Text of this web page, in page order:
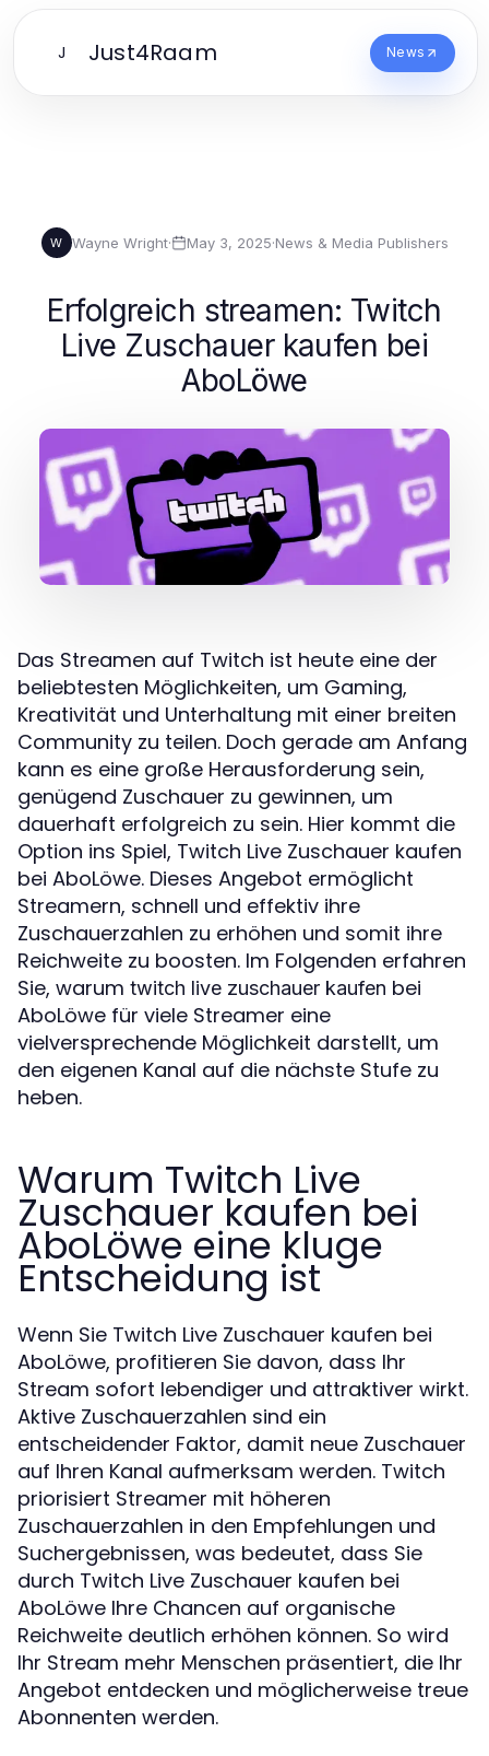
J Just4Raam News
W Wayne Wright· May 3, 2025·News & Media Publishers
Erfolgreich streamen: Twitch
Live Zuschauer kaufen bei
AboLöwe
Das Streamen auf Twitch ist heute eine der
beliebtesten Möglichkeiten, um Gaming,
Kreativität und Unterhaltung mit einer breiten
Community zu teilen. Doch gerade am Anfang
kann es eine große Herausforderung sein,
genügend Zuschauer zu gewinnen, um
dauerhaft erfolgreich zu sein. Hier kommt die
Option ins Spiel, Twitch Live Zuschauer kaufen
bei AboLöwe. Dieses Angebot ermöglicht
Streamern, schnell und effektiv ihre
Zuschauerzahlen zu erhöhen und somit ihre
Reichweite zu boosten. Im Folgenden erfahren
Sie, warum twitch live zuschauer kaufen bei
AboLöwe für viele Streamer eine
vielversprechende Möglichkeit darstellt, um
den eigenen Kanal auf die nächste Stufe zu
heben.
Warum Twitch Live
Zuschauer kaufen bei
AboLöwe eine kluge
Entscheidung ist
Wenn Sie Twitch Live Zuschauer kaufen bei
AboLöwe, profitieren Sie davon, dass Ihr
Stream sofort lebendiger und attraktiver wirkt.
Aktive Zuschauerzahlen sind ein
entscheidender Faktor, damit neue Zuschauer
auf Ihren Kanal aufmerksam werden. Twitch
priorisiert Streamer mit höheren
Zuschauerzahlen in den Empfehlungen und
Suchergebnissen, was bedeutet, dass Sie
durch Twitch Live Zuschauer kaufen bei
AboLöwe Ihre Chancen auf organische
Reichweite deutlich erhöhen können. So wird
Ihr Stream mehr Menschen präsentiert, die Ihr
Angebot entdecken und möglicherweise treue
Abonnenten werden.